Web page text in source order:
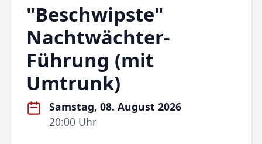
"Beschwipste"
Nachtwächter-
Führung (mit
Umtrunk)
Samstag, 08. August 2026
20:00 Uhr